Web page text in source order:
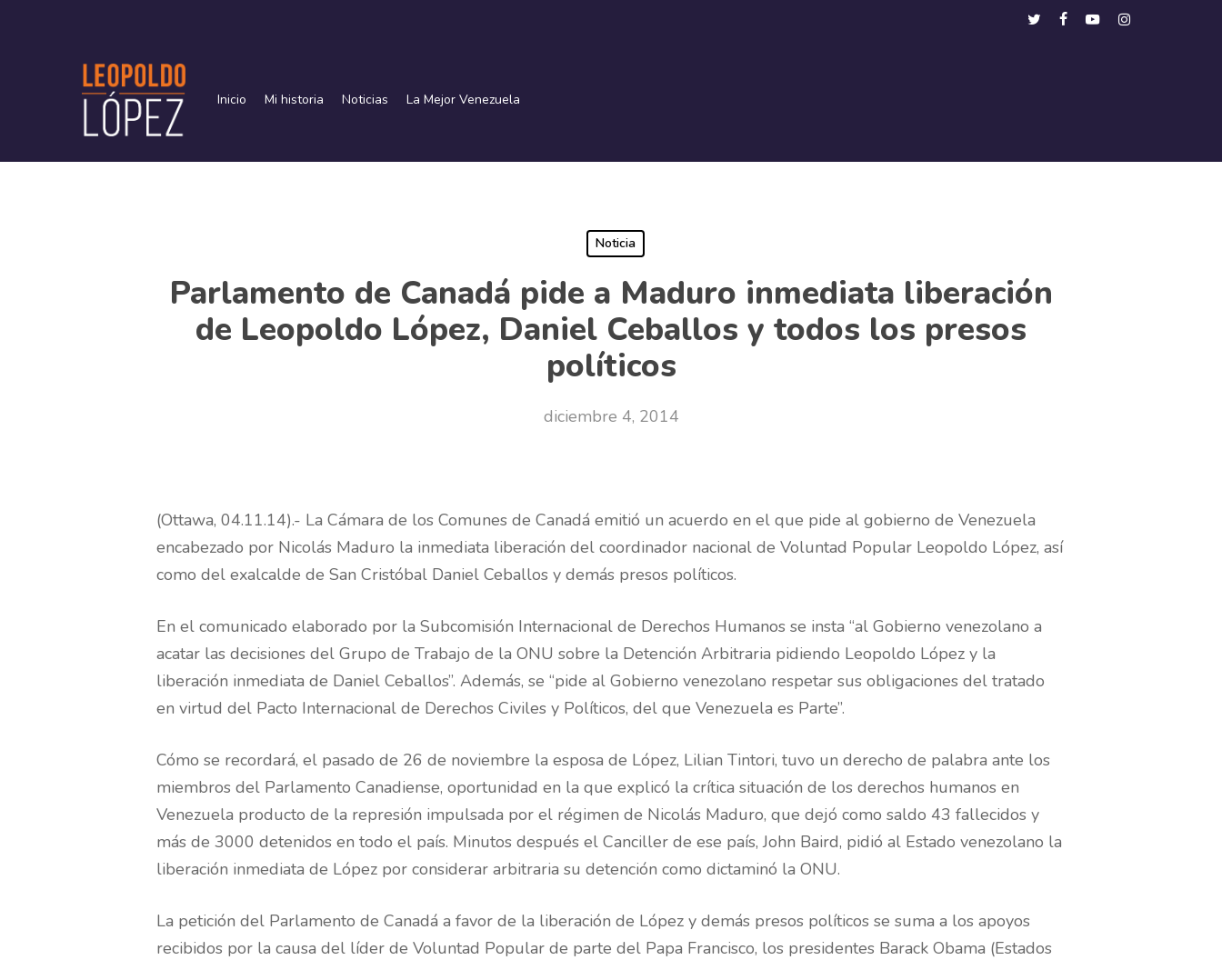
twitterfacebookyoutubeinstagram
Inicio Mi historia Noticias La Mejor Venezuela
Noticia
Parlamento de Canadá pide a Maduro inmediata liberación
de Leopoldo López, Daniel Ceballos y todos los presos
políticos
diciembre 4, 2014
(Ottawa, 04.11.14).- La Cámara de los Comunes de Canadá emitió un acuerdo en el que pide al gobierno de Venezuela
encabezado por Nicolás Maduro la inmediata liberación del coordinador nacional de Voluntad Popular Leopoldo López, así
como del exalcalde de San Cristóbal Daniel Ceballos y demás presos políticos.
En el comunicado elaborado por la Subcomisión Internacional de Derechos Humanos se insta “al Gobierno venezolano a
acatar las decisiones del Grupo de Trabajo de la ONU sobre la Detención Arbitraria pidiendo Leopoldo López y la
liberación inmediata de Daniel Ceballos”. Además, se “pide al Gobierno venezolano respetar sus obligaciones del tratado
en virtud del Pacto Internacional de Derechos Civiles y Políticos, del que Venezuela es Parte”.
Cómo se recordará, el pasado de 26 de noviembre la esposa de López, Lilian Tintori, tuvo un derecho de palabra ante los
miembros del Parlamento Canadiense, oportunidad en la que explicó la crítica situación de los derechos humanos en
Venezuela producto de la represión impulsada por el régimen de Nicolás Maduro, que dejó como saldo 43 fallecidos y
más de 3000 detenidos en todo el país. Minutos después el Canciller de ese país, John Baird, pidió al Estado venezolano la
liberación inmediata de López por considerar arbitraria su detención como dictaminó la ONU.
La petición del Parlamento de Canadá a favor de la liberación de López y demás presos políticos se suma a los apoyos
recibidos por la causa del líder de Voluntad Popular de parte del Papa Francisco, los presidentes Barack Obama (Estados